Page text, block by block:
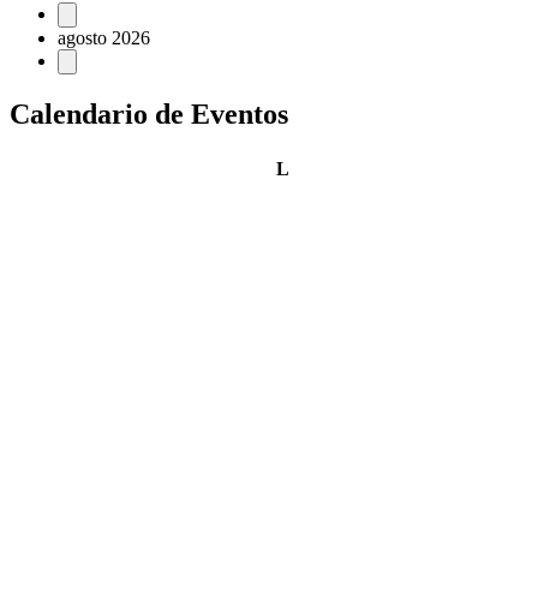
Eventos
agosto 2026
Calendario de Eventos
Llunes